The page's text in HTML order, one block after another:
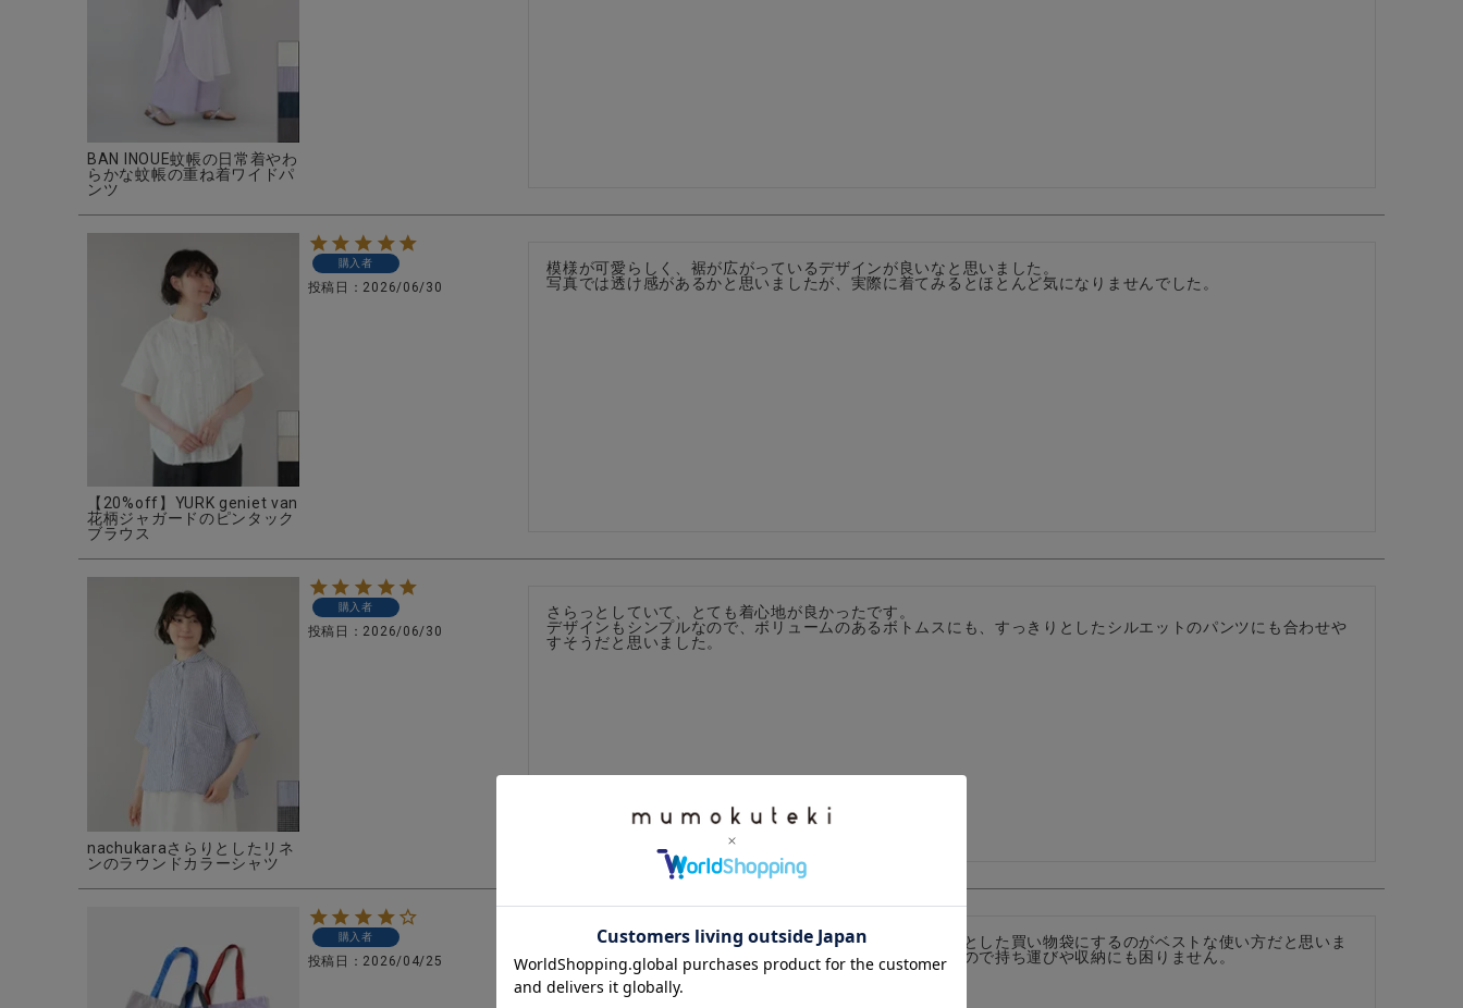
BAN INOUE蚊帳の日常着やわ
らかな蚊帳の重ね着ワイドパ
ンツ
【20%off】YURK geniet van
花柄ジャガードのピンタック
ブラウス
購入者
投稿日 2026/06/30
模様が可愛らしく、裾が広がっているデザインが良いなと思いました。
写真では透け感があるかと思いましたが、実際に着てみるとほとんど気になりませんでした。
nachukaraさらりとしたリネ
ンのラウンドカラーシャツ
購入者
投稿日 2026/06/30
さらっとしていて、とても着心地が良かったです。
デザインもシンプルなので、ボリュームのあるボトムスにも、すっきりとしたシルエットのパンツにも合わせや
すそうだと思いました。
購入者
投稿日 2026/04/25
仕事で使っていますが、作りが非常に軽量なので、ちょっとした買い物袋にするのがベストな使い方だと思いま
す。何よりデザインが可愛いですし、小さくまとめられるので持ち運びや収納にも困りません。